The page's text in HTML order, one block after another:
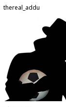
thereal_addu